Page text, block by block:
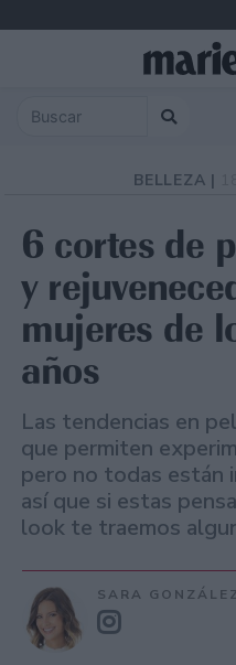
BELLEZA |
6 cortes de
y
mujeres de
años
Las tendencias en
que permiten
pero no todas están
así que si estas
look te traemos
SARA